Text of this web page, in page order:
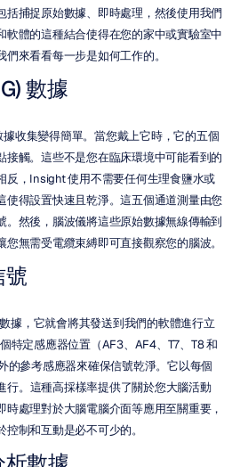
括捕捉原始數據、即時處理，然後使用我們
軟體的這種結合使得在您的家中或實驗室中
來看看每一步是如何工作的。
數據
收集變得簡單。當您戴上它時，它的五個
接觸。這些不是您在臨床環境中可能看到的
反，Insight 使用不需要任何生理食鹽水或
使得設置快速且乾淨。這五個通道測量由您
。然後，腦波儀將這些原始數據無線傳輸到
無需受電纜束縛即可直接觀察您的腦波。
號
據，它就會將其發送到我們的軟體進行立
特定感應器位置（AF3、AF4、T7、T8 和
的參考感應器來確保信號乾淨。它以每個
行。這種高採樣率提供了關於您大腦活動
處理對於大腦電腦介面等應用至關重要，
制和互動是必不可少的。